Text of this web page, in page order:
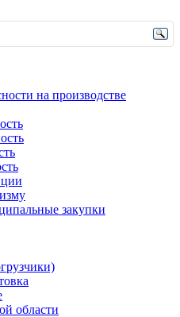
на производстве
закупки
области